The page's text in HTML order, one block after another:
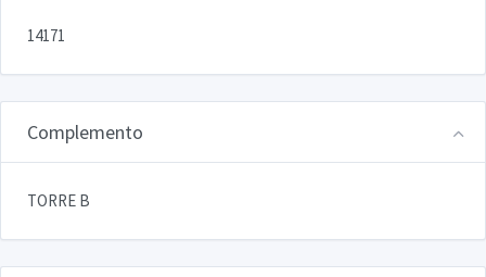
14171
Complemento
TORRE B